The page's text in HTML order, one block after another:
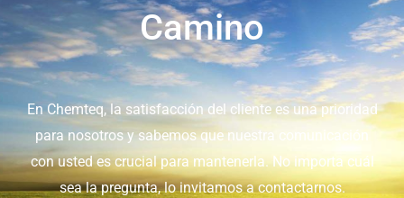
Camino
En Chemteq, la satisfacción del cliente es una prioridad
para nosotros y sabemos que nuestra comunicación
con usted es crucial para mantenerla. No importa cuál
sea la pregunta, lo invitamos a contactarnos.